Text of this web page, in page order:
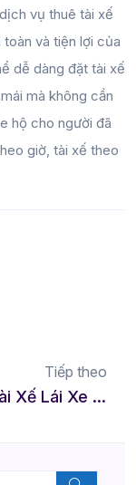
vụ thuê tài xế
và tiện lợi của
dễ dàng đặt tài xế
mà không cần
hộ cho người đã
giờ, tài xế theo
Tiếp theo
Dịch Vụ Thuê Tài Xế Lái Xe Hộ Tại TP.Hồ Chí Minh - Giải Pháp Tiện Lợi Từ LMD - Let Me Drive